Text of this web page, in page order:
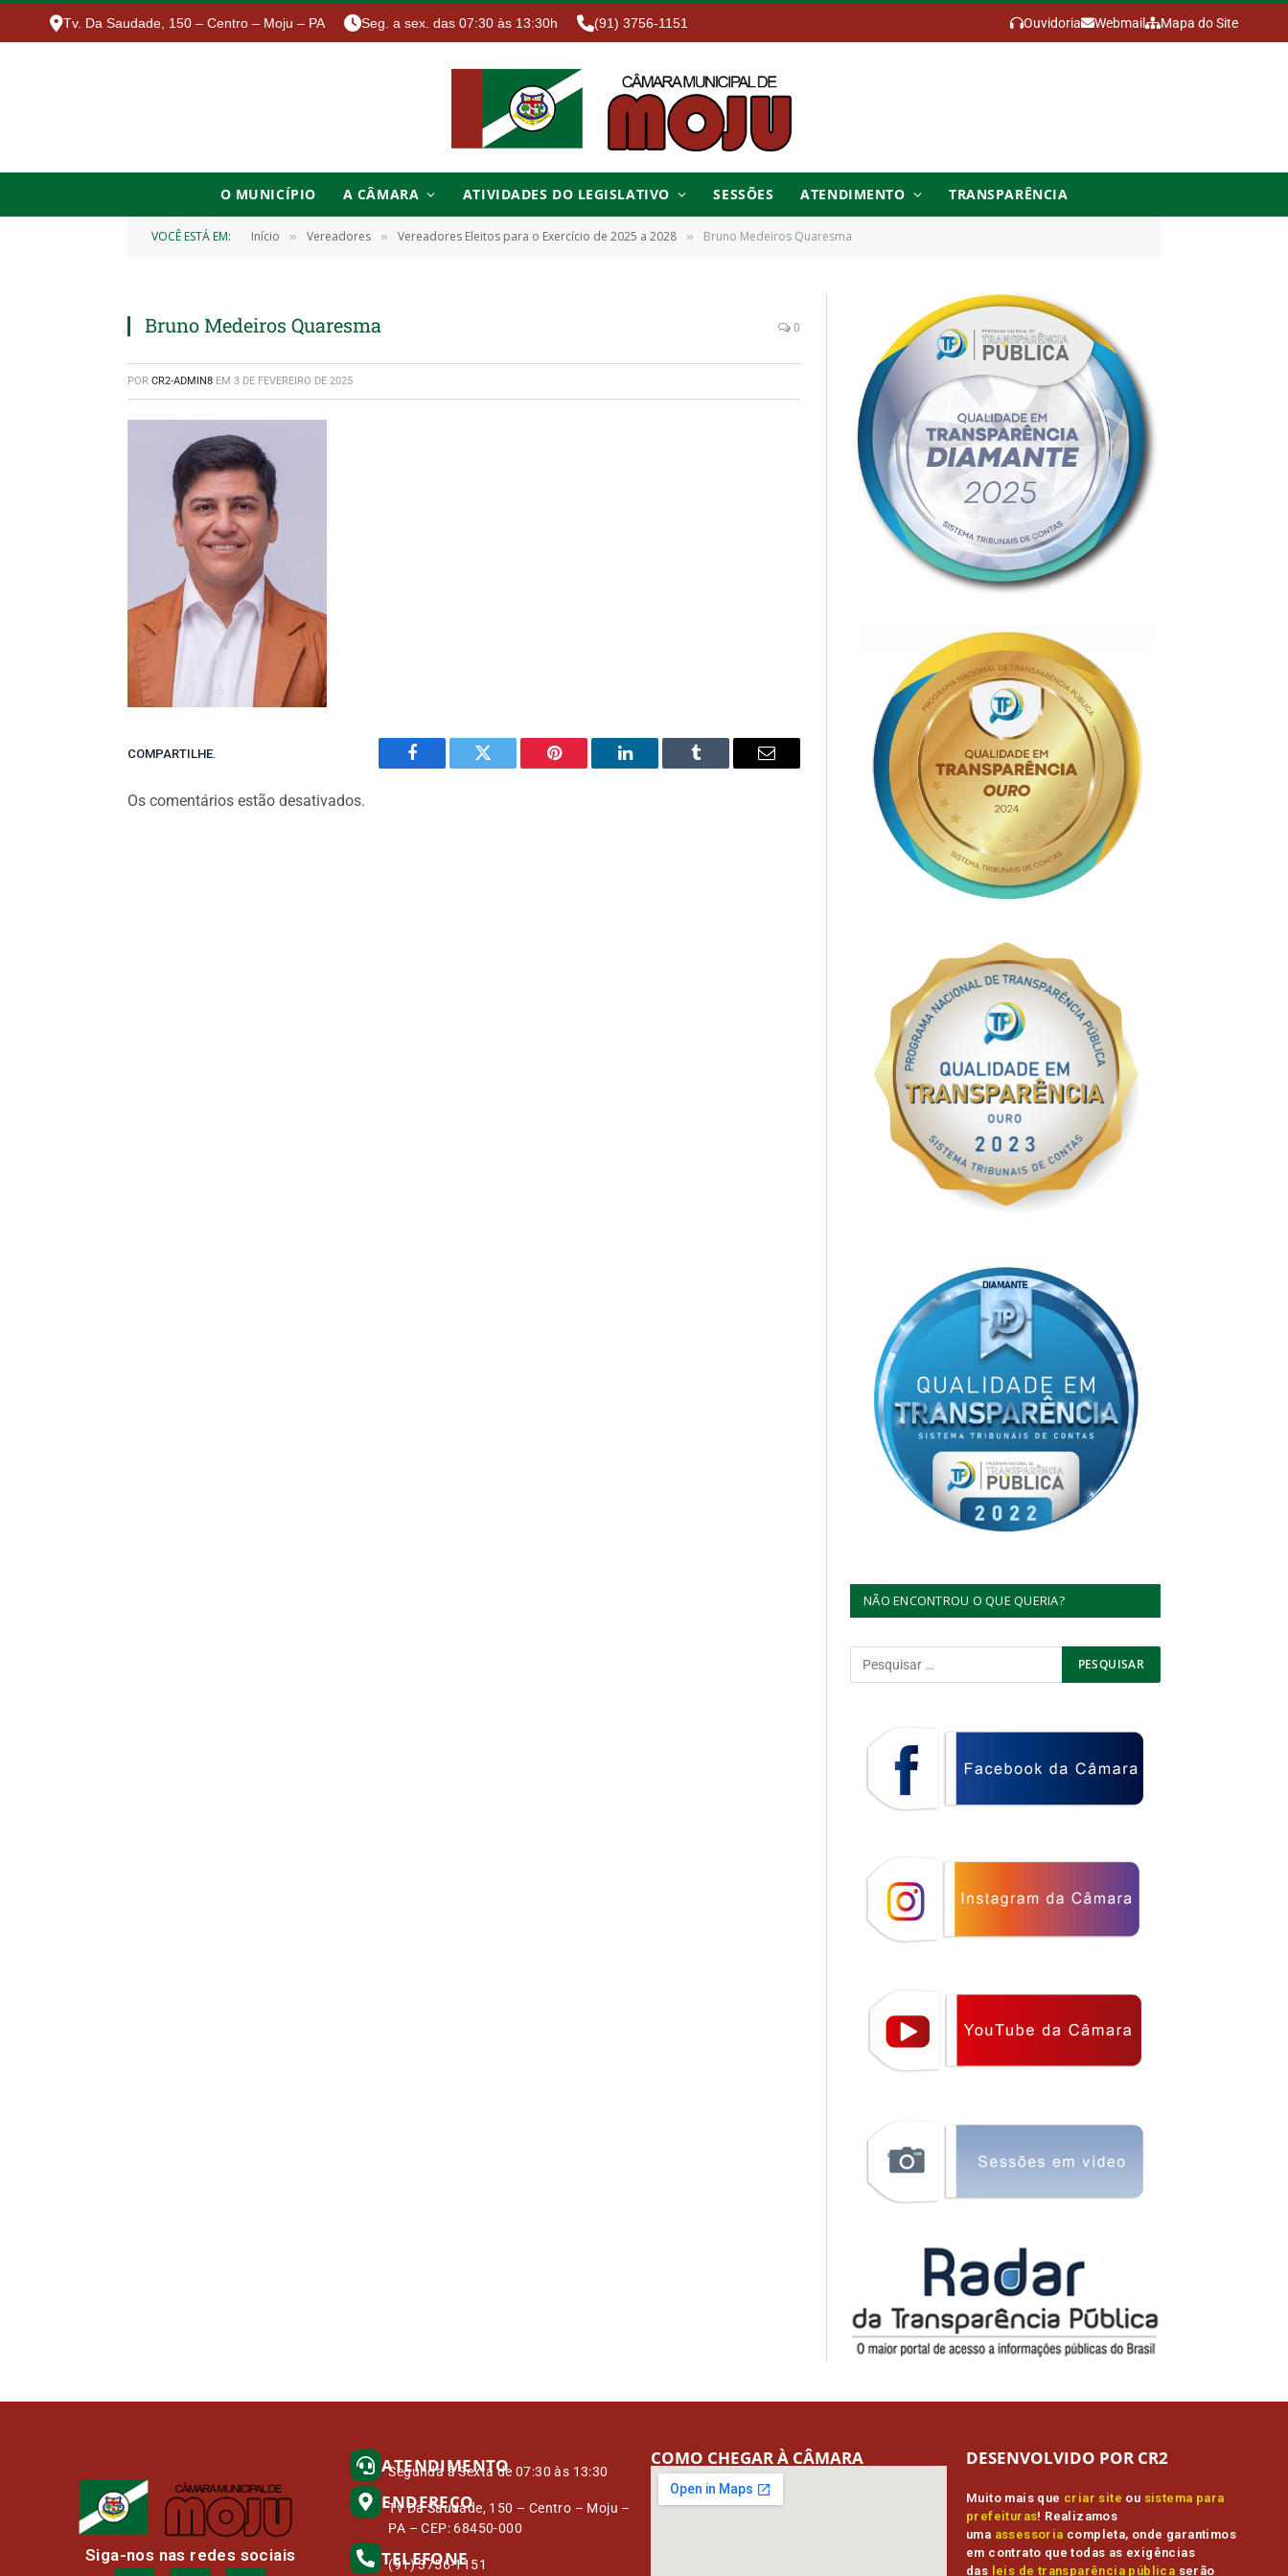
Tv. Da Saudade, 150 – Centro – Moju – PA Seg. a sex. das 07:30 às 13:30h (91) 3756-1151 Ouvidoria Webmail Mapa do Site
O MUNICÍPIO A CÂMARA ATIVIDADES DO LEGISLATIVO SESSÕES ATENDIMENTO TRANSPARÊNCIA
VOCÊ ESTÁ EM: Início » Vereadores » Vereadores Eleitos para o Exercício de 2025 a 2028 » Bruno Medeiros Quaresma
Bruno Medeiros Quaresma 0
POR CR2-ADMIN8 EM 3 DE FEVEREIRO DE 2025
COMPARTILHE.
Facebook Twitter Pinterest
O
Tumblr
E-
Os comentários estão desativados.
NÃO ENCONTROU O QUE QUERIA?
Siga-nos nas redes sociais
ATENDIMENTO
Segunda à Sexta de 07:30 às 13:30
ENDEREÇO
Tv Da Saudade, 150 – Centro – Moju –
PA – CEP: 68450-000
TELEFONE
(91) 3756-1151
COMO CHEGAR À CÂMARA
Muito mais que criar site ou sistema para
prefeituras! Realizamos
uma assessoria completa, onde garantimos
em contrato que todas as exigências
das leis de transparência pública serão
DESENVOLVIDO POR CR2